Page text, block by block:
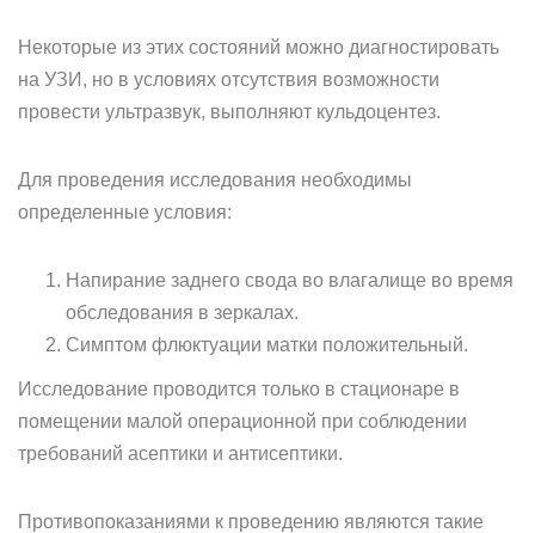
Некоторые из этих состояний можно диагностировать
на УЗИ, но в условиях отсутствия возможности
провести ультразвук, выполняют кульдоцентез.
Для проведения исследования необходимы
определенные условия:
Напирание заднего свода во влагалище во время
обследования в зеркалах.
Симптом флюктуации матки положительный.
Исследование проводится только в стационаре в
помещении малой операционной при соблюдении
требований асептики и антисептики.
Противопоказаниями к проведению являются такие